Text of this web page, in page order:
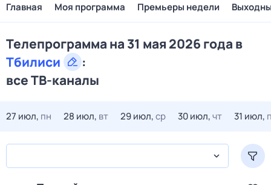
Главная Моя программа Премьеры недели
Телепрограмма на 31 мая 2026 года в
Тбилиси
:
все ТВ-каналы
27 июл, пн 28 июл, вт 29 июл,ср 30 июл,чт 31 июл,